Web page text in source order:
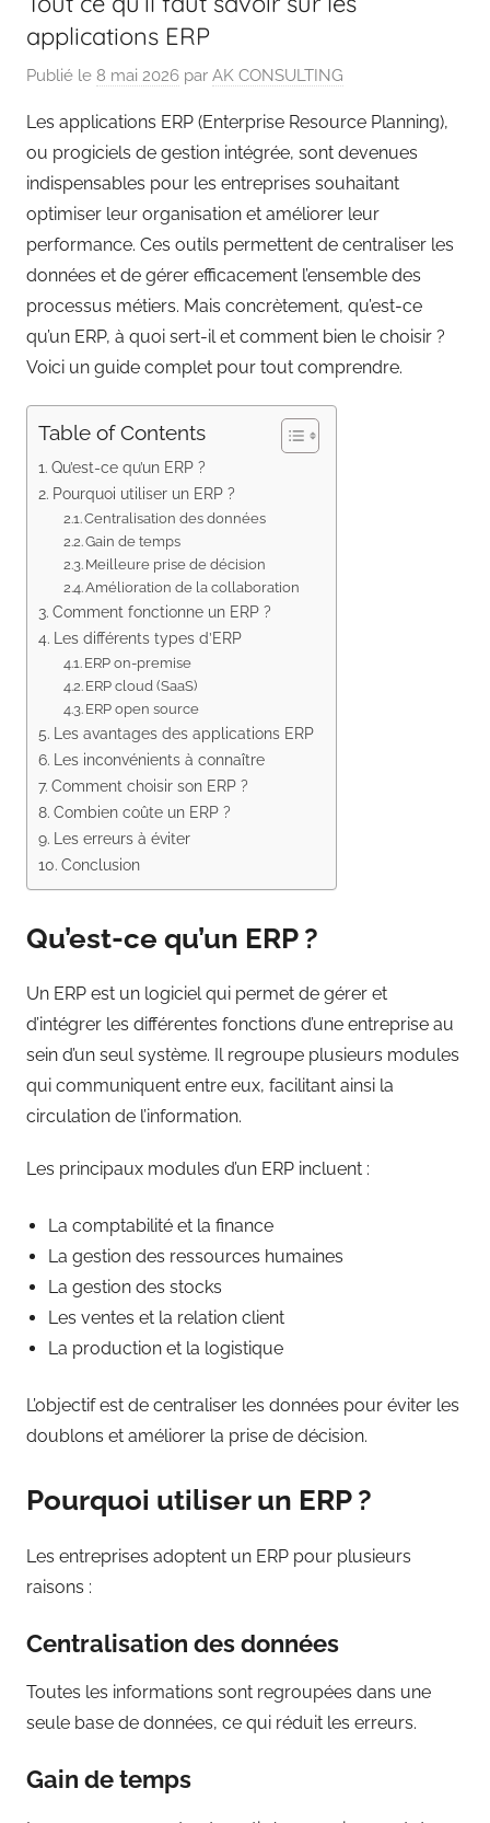
applications ERP
Publié le 8 mai 2026 par AK CONSULTING
Les applications ERP (Enterprise Resource Planning),
ou progiciels de gestion intégrée, sont devenues
indispensables pour les entreprises souhaitant
optimiser leur organisation et améliorer leur
performance. Ces outils permettent de centraliser les
données et de gérer efficacement l’ensemble des
processus métiers. Mais concrètement, qu’est-ce
qu’un ERP, à quoi sert-il et comment bien le choisir ?
Voici un guide complet pour tout comprendre.
Table of Contents
Qu’est-ce qu’un ERP ?
Pourquoi utiliser un ERP ?
Centralisation des données
Gain de temps
Meilleure prise de décision
Amélioration de la collaboration
Comment fonctionne un ERP ?
Les différents types d’ERP
ERP on-premise
ERP cloud (SaaS)
ERP open source
Les avantages des applications ERP
Les inconvénients à connaître
Comment choisir son ERP ?
Combien coûte un ERP ?
Les erreurs à éviter
Conclusion
Qu’est-ce qu’un ERP ?
Un ERP est un logiciel qui permet de gérer et
d’intégrer les différentes fonctions d’une entreprise au
sein d’un seul système. Il regroupe plusieurs modules
qui communiquent entre eux, facilitant ainsi la
circulation de l’information.
Les principaux modules d’un ERP incluent :
La comptabilité et la finance
La gestion des ressources humaines
La gestion des stocks
Les ventes et la relation client
La production et la logistique
L’objectif est de centraliser les données pour éviter les
doublons et améliorer la prise de décision.
Pourquoi utiliser un ERP ?
Les entreprises adoptent un ERP pour plusieurs
raisons :
Centralisation des données
Toutes les informations sont regroupées dans une
seule base de données, ce qui réduit les erreurs.
Gain de temps